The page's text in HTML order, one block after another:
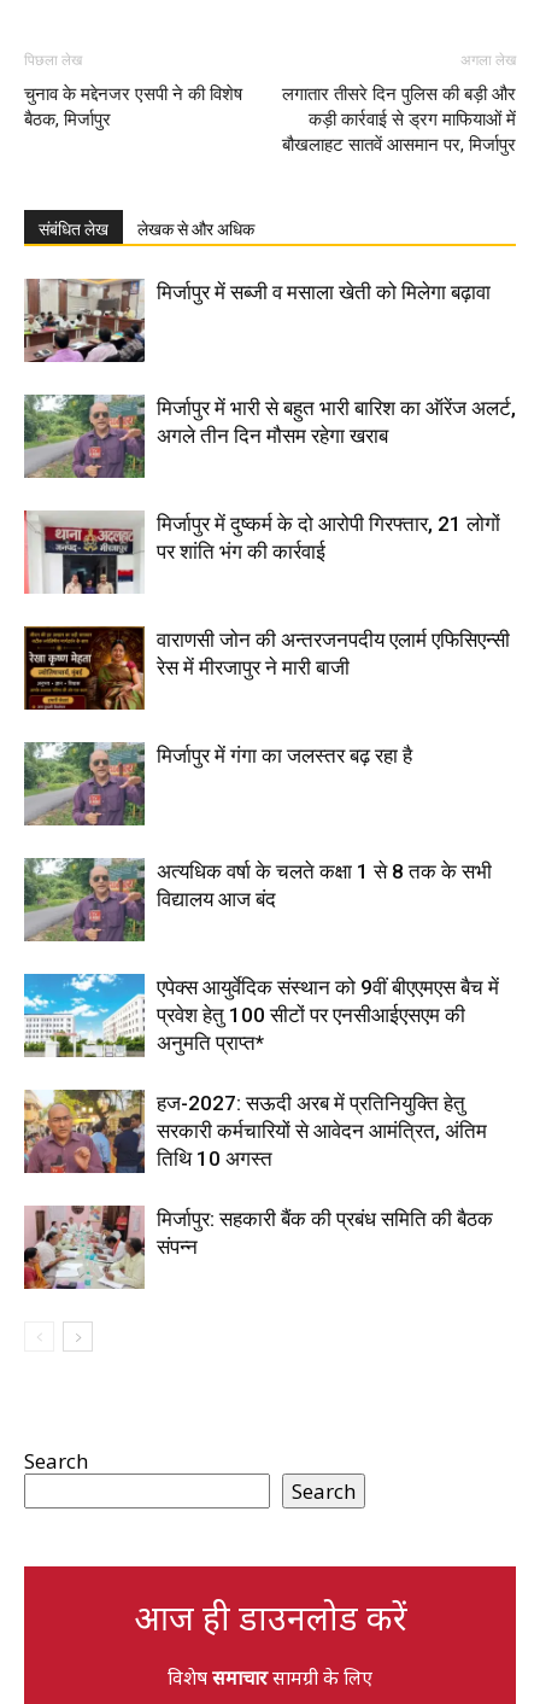
पिछला लेख
चुनाव के मद्देनजर एसपी ने की विशेष
बैठक, मिर्जापुर
अगला लेख
लगातार तीसरे दिन पुलिस की बड़ी और
कड़ी कार्रवाई से ड्रग माफियाओं में
बौखलाहट सातवें आसमान पर, मिर्जापुर
संबंधित लेख लेखक से और अधिक
मिर्जापुर में सब्जी व मसाला खेती को मिलेगा बढ़ावा
मिर्जापुर में भारी से बहुत भारी बारिश का ऑरेंज अलर्ट,
अगले तीन दिन मौसम रहेगा खराब
मिर्जापुर में दुष्कर्म के दो आरोपी गिरफ्तार, 21 लोगों
पर शांति भंग की कार्रवाई
वाराणसी जोन की अन्तरजनपदीय एलार्म एफिसिएन्सी
रेस में मीरजापुर ने मारी बाजी
मिर्जापुर में गंगा का जलस्तर बढ़ रहा है
अत्यधिक वर्षा के चलते कक्षा 1 से 8 तक के सभी
विद्यालय आज बंद
एपेक्स आयुर्वेदिक संस्थान को 9वीं बीएएमएस बैच में
प्रवेश हेतु 100 सीटों पर एनसीआईएसएम की
अनुमति प्राप्त*
हज-2027: सऊदी अरब में प्रतिनियुक्ति हेतु
सरकारी कर्मचारियों से आवेदन आमंत्रित, अंतिम
तिथि 10 अगस्त
मिर्जापुर: सहकारी बैंक की प्रबंध समिति की बैठक
संपन्न
Search
Search
आज ही डाउनलोड करें
विशेषसमाचारसामग्री के लिए